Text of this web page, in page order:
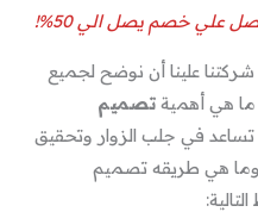
علي خصم يصل الي 50%!
علينا أن نوضح لجميع
ما هي أهميةتصميم
في جلب الزوار وتحقيق
وما هي طريقه تصميم